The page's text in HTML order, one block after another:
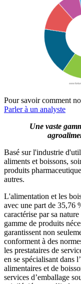
Pour savoir comment
Parler à un analyste
Une vaste
Basé sur l'industrie
aliments et boissons,
produits
autres.
L'alimentation et les
avec une part de 35,76
caractérise par sa
gamme de produits
garantissent non
conforment à des
les prestataires de
en se spécialisant dans
alimentaires et de
services d’emballage